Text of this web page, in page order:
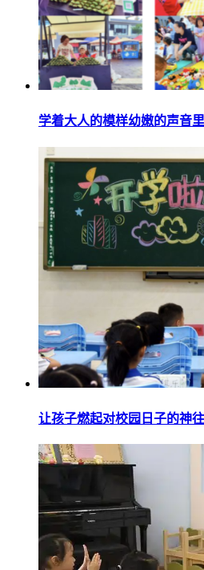
学着大人的模样幼嫩的声音
让孩子燃起对校园日子的神